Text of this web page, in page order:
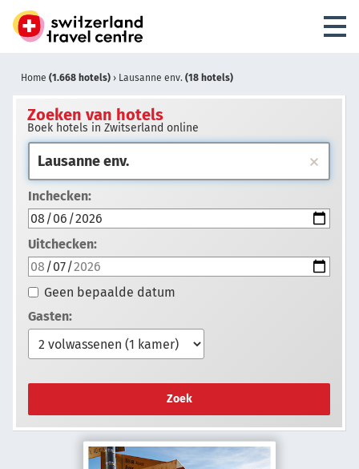
Home (1.668 hotels) › Lausanne env. (18 hotels)
Zoeken van hotels
Boek hotels in Zwitserland online
Inchecken:
Uitchecken:
Geen bepaalde datum
Gasten:
Zoek